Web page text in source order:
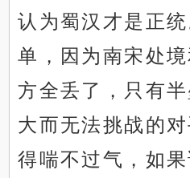
认为蜀汉才是正
单，因为南宋处
方全丢了，只有
大而无法挑战的
得喘不过气，如果